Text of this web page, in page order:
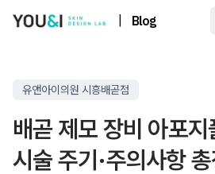
Blog
유앤아이의원 시흥배곧점
배곧 제모 장비 아포지
시술 주기·주의사항